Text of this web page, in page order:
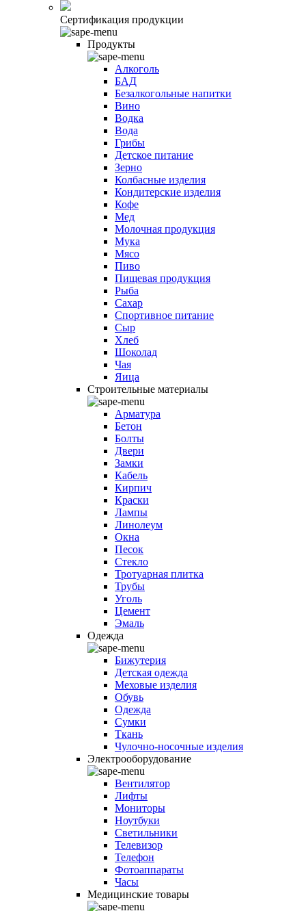
Сертификация продукции
Продукты
Алкоголь
БАД
Безалкогольные напитки
Вино
Водка
Вода
Грибы
Детское питание
Зерно
Колбасные изделия
Кондитерские изделия
Кофе
Мед
Молочная продукция
Мука
Мясо
Пиво
Пищевая продукция
Рыба
Сахар
Спортивное питание
Сыр
Хлеб
Шоколад
Чая
Яица
Строительные материалы
Арматура
Бетон
Болты
Двери
Замки
Кабель
Кирпич
Краски
Лампы
Линолеум
Окна
Песок
Стекло
Тротуарная плитка
Трубы
Уголь
Цемент
Эмаль
Одежда
Бижутерия
Детская одежда
Меховые изделия
Обувь
Одежда
Сумки
Ткань
Чулочно-носочные изделия
Электрооборудование
Вентилятор
Лифты
Мониторы
Ноутбуки
Светильники
Телевизор
Телефон
Фотоаппараты
Часы
Медицинские товары